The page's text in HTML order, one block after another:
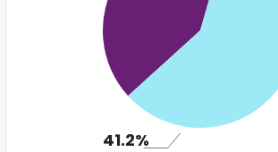
41.2%